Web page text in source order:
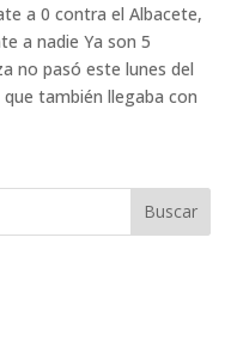
a 0 contra el Albacete,
a nadie Ya son 5
no pasó este lunes del
también llegaba con
Buscar